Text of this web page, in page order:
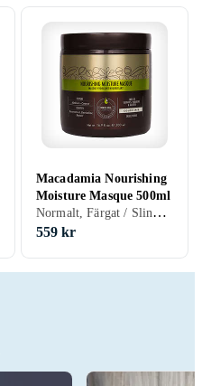
Macadamia Nourishing
Moisture Masque 500ml
Normalt, Färgat / Slingat, Tunt/Fint, Ljust / Blonderat, Blandat, Grått / Vitt, Lockigt / Permanentat, Frissigt, Tjockt / Grovt, Fett hår, Skadat / Torrt hår, Glansgivande, Återfuktande / Mjukgörande, Reparerande, Närande, 500 ml/g
559 kr